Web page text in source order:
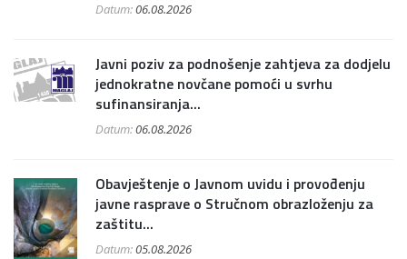
Datum:06.08.2026
Javni poziv za podnošenje zahtjeva za dodjelu
jednokratne novčane pomoći u svrhu
sufinansiranja...
Datum:06.08.2026
Obavještenje o Javnom uvidu i provođenju
javne rasprave o Stručnom obrazloženju za
zaštitu...
Datum:05.08.2026